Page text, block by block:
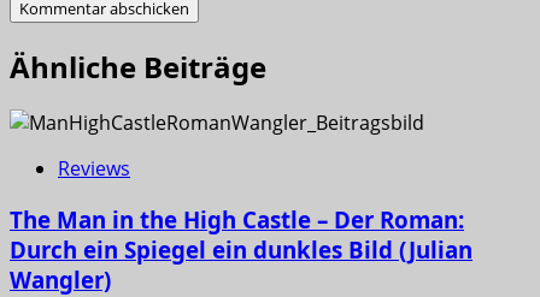
Ähnliche Beiträge
Reviews
The Man in the High Castle – Der Roman:
Durch ein Spiegel ein dunkles Bild (Julian
Wangler)